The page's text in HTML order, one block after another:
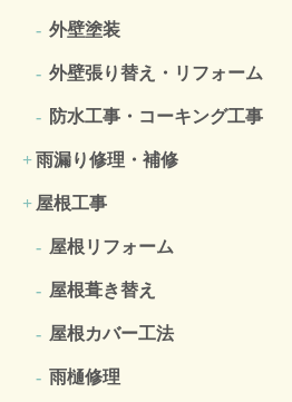
外壁塗装
外壁張り替え・リフォーム
防水工事・コーキング工事
雨漏り修理・補修
屋根工事
屋根リフォーム
屋根葺き替え
屋根カバー工法
雨樋修理